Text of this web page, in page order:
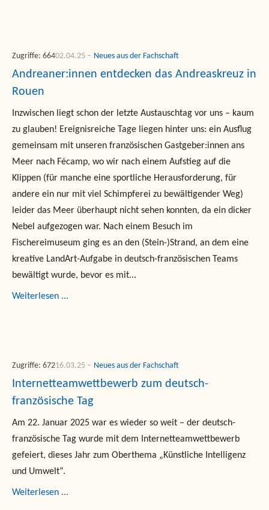
Andreaner:innen entdecken das Andreaskreuz in
Rouen
Inzwischen liegt schon der letzte Austauschtag vor uns – kaum
zu glauben! Ereignisreiche Tage liegen hinter uns: ein Ausflug
gemeinsam mit unseren französischen Gastgeber:innen ans
Meer nach Fécamp, wo wir nach einem Aufstieg auf die
Klippen (für manche eine sportliche Herausforderung, für
andere ein nur mit viel Schimpferei zu bewältigender Weg)
leider das Meer überhaupt nicht sehen konnten, da ein dicker
Nebel aufgezogen war. Nach einem Besuch im
Fischereimuseum ging es an den (Stein-)Strand, an dem eine
kreative LandArt-Aufgabe in deutsch-französischen Teams
bewältigt wurde, bevor es mit...
Neues aus der Fachschaft
02.04.25
Zugriffe: 664
Weiterlesen ...
Internetteamwettbewerb zum deutsch-
französische Tag
Am 22. Januar 2025 war es wieder so weit – der deutsch-
französische Tag wurde mit dem Internetteamwettbewerb
gefeiert, dieses Jahr zum Oberthema „Künstliche Intelligenz
und Umwelt“.
Neues aus der Fachschaft
16.03.25
Zugriffe: 672
Weiterlesen ...